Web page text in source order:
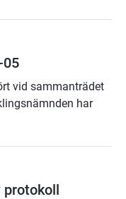
05
vid sammanträdet
har
protokoll